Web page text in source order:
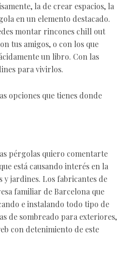
la de crear espacios, la
en un elemento destacado.
montar rincones chill out
tus amigos, o con los que
un libro. Con las
para vivirlos.
opciones que tienes donde
pérgolas quiero comentarte
está causando interés en la
y jardines. Los fabricantes de
familiar de Barcelona que
e instalando todo tipo de
de sombreado para exteriores,
con detenimiento de este